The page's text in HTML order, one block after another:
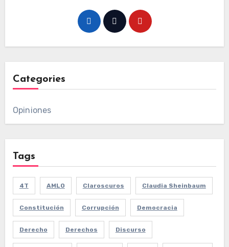
Categories
Opiniones
Tags
4T AMLO Claroscuros Claudia Sheinbaum
Constitución Corrupción Democracia
Derecho Derechos Discurso